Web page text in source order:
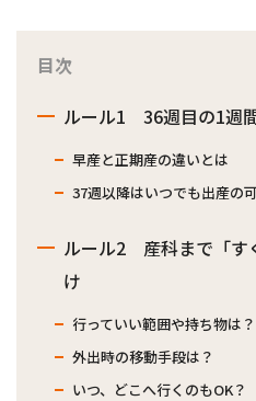
目次
ルール1 36週目の1週
早産と正期産の違いとは
37週以降はいつでも出産の
ルール2 産科まで「す
け
行っていい範囲や持ち物は？
外出時の移動手段は？
いつ、どこへ行くのもOK？